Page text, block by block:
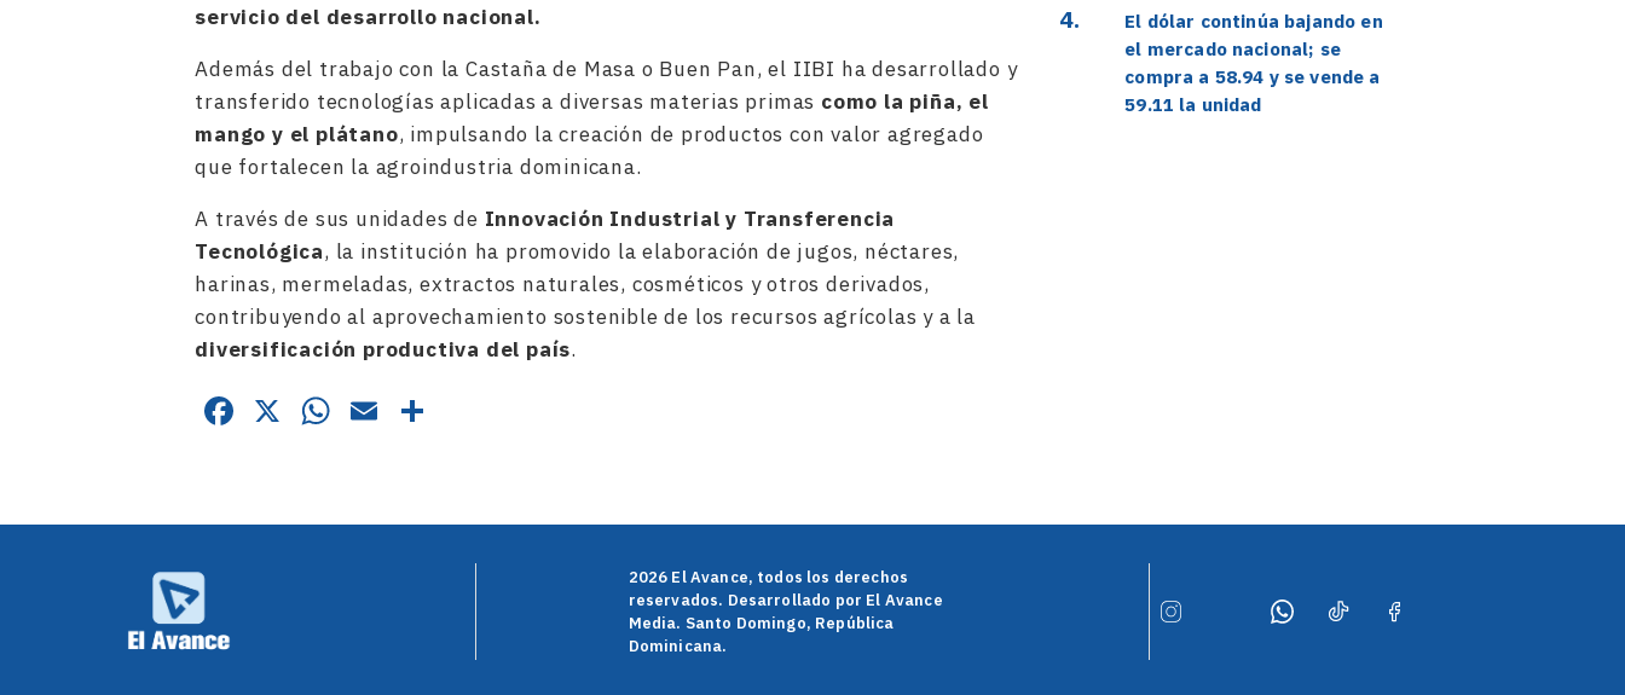
servicio del desarrollo nacional.
Además del trabajo con la Castaña de Masa o Buen Pan, el IIBI ha desarrollado y
transferido tecnologías aplicadas a diversas materias primas como la piña, el
mango y el plátano, impulsando la creación de productos con valor agregado
que fortalecen la agroindustria dominicana.
A través de sus unidades de Innovación Industrial y Transferencia
Tecnológica, la institución ha promovido la elaboración de jugos, néctares,
harinas, mermeladas, extractos naturales, cosméticos y otros derivados,
contribuyendo al aprovechamiento sostenible de los recursos agrícolas y a la
diversificación productiva del país.
Facebook
X WhatsApp
Email
El dólar continúa bajando en
el mercado nacional; se
compra a 58.94 y se vende a
59.11 la unidad
2026 El Avance, todos los derechos
reservados. Desarrollado por El Avance
Media. Santo Domingo, República
Dominicana.